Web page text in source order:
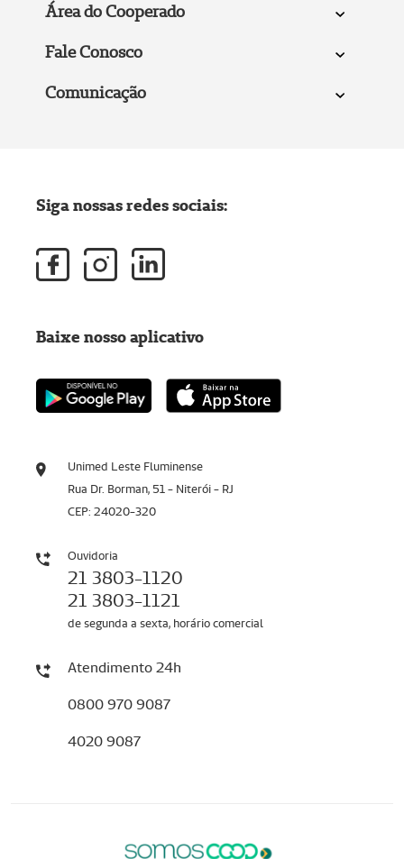
Área do Cooperado
Fale Conosco
Comunicação
Unimed Leste Fluminense
Rua Dr. Borman, 51 - Niterói - RJ
CEP: 24020-320
Ouvidoria
21 3803-1120
21 3803-1121
de segunda a sexta, horário comercial
Atendimento 24h
0800 970 9087
4020 9087
Siga nossas redes sociais:
Baixe nosso aplicativo